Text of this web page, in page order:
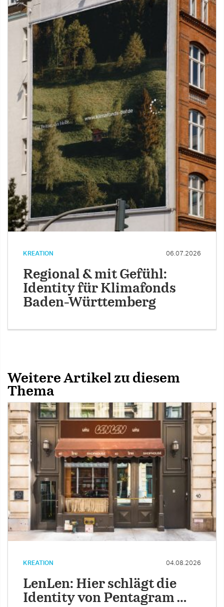
KREATION 06.07.2026
Regional & mit Gefühl:
Identity für Klimafonds
Baden-Württemberg
Weitere Artikel zu diesem
Thema
KREATION 04.08.2026
LenLen: Hier schlägt die
Identity von Pentagram …